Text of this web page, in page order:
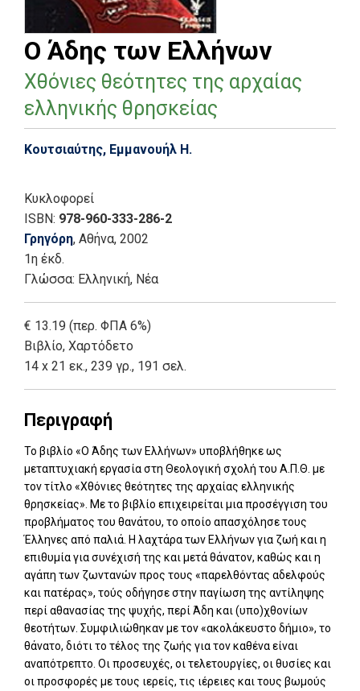
Ο Άδης των Ελλήνων
Χθόνιες θεότητες της αρχαίας
ελληνικής θρησκείας
Κουτσιαύτης, Εμμανουήλ Η.
Κυκλοφορεί
ISBN: 978-960-333-286-2
Γρηγόρη, Αθήνα, 2002
1η έκδ.
Γλώσσα: Ελληνική, Νέα
€ 13.19 (περ. ΦΠΑ 6%)
Βιβλίο, Χαρτόδετο
14 x 21 εκ., 239 γρ., 191 σελ.
Περιγραφή
Το βιβλίο «Ο Άδης των Ελλήνων» υποβλήθηκε ως
μεταπτυχιακή εργασία στη Θεολογική σχολή του Α.Π.Θ. με
τον τίτλο «Χθόνιες θεότητες της αρχαίας ελληνικής
θρησκείας». Με το βιβλίο επιχειρείται μια προσέγγιση του
προβλήματος του θανάτου, το οποίο απασχόλησε τους
Έλληνες από παλιά. Η λαχτάρα των Ελλήνων για ζωή και η
επιθυμία για συνέχισή της και μετά θάνατον, καθώς και η
αγάπη των ζωντανών προς τους «παρελθόντας αδελφούς
και πατέρας», τούς οδήγησε στην παγίωση της αντίληψης
περί αθανασίας της ψυχής, περί Άδη και (υπο)χθονίων
θεοτήτων. Συμφιλιώθηκαν με τον «ακολάκευστο δήμιο», το
θάνατο, διότι το τέλος της ζωής για τον καθένα είναι
αναπότρεπτο. Οι προσευχές, οι τελετουργίες, οι θυσίες και
οι προσφορές με τους ιερείς, τις ιέρειες και τους βωμούς